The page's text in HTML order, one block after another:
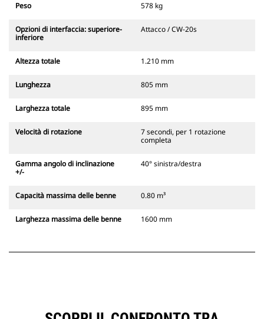
Peso 578 kg
Opzioni di interfaccia: superiore-
inferiore
Attacco / CW-20s
Altezza totale 1.210 mm
Lunghezza 805 mm
Larghezza totale 895 mm
Velocità di rotazione
7 secondi, per 1 rotazione
completa
Gamma angolo di inclinazione
+/-
40° sinistra/destra
Capacità massima delle benne 0.80 m³
Larghezza massima delle benne 1600 mm